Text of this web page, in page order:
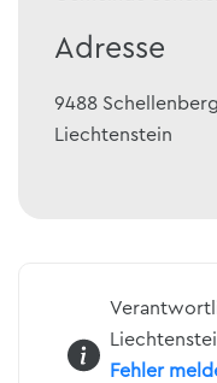
Adresse
9488 Schellenberg
Liechtenstein
Fehler